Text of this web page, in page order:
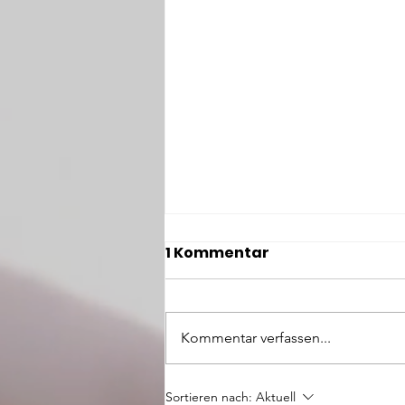
Camp & Ride
1 Kommentar
Kommentar verfassen...
Sortieren nach: Aktuell